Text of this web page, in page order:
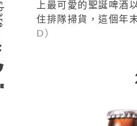
上最可愛的聖誕啤酒
住排隊掃貨，這個年
D）